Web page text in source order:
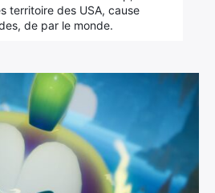
territoire des USA, cause
de par le monde.